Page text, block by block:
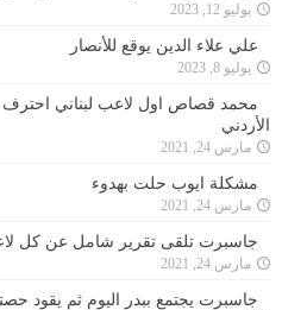
يوليو 12, 2023
علي علاء الدين يوقع للأنصار
يوليو 8, 2023
محمد قصاص اول لاعب لبناني
الأردني
مارس 24, 2021
مشكلة ايوب حلت بهدوء
مارس 24, 2021
جاسبرت تلقى تقرير شامل عن كل
مارس 24, 2021
جاسبرت يجتمع ببدر اليوم ثم يقود